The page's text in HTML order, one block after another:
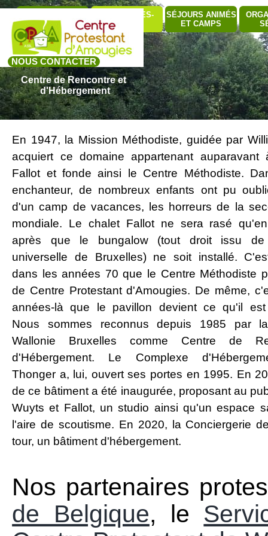
Aller au contenu
Sauter le
BÂTIMENTS
QUI SOMMES-
NOUS ?
▼
SÉJOURS ANIMÉS
ET CAMPS
NOUS CONTACTER
Centre de Rencontre et
d'Hébergement
En 1947, la Mission Méthodiste, guidée par
acquiert ce domaine appartenant auparavant
Fallot et fonde ainsi le Centre Méthodiste.
enchanteur, de nombreux enfants ont pu
d'un camp de vacances, les horreurs de la
mondiale. Le chalet Fallot ne sera rasé
après que le bungalow (tout droit issu de
universelle de Bruxelles) ne soit installé.
dans les années 70 que le Centre Méthodiste
de Centre Protestant d'Amougies. De même,
années-là que le pavillon devient ce qu'il est
Nous sommes reconnus depuis 1985 par
Wallonie Bruxelles comme Centre de
d'Hébergement. Le Complexe
Thonger a, lui, ouvert ses portes en 1995. En
de ce bâtiment a été inaugurée, proposant au
Wuyts et Fallot, un studio ainsi qu'un espace
l'aire de scoutisme. En 2020, la Conciergerie
tour, un bâtiment d'hébergement.
Nos partenaires
de Belgique, le